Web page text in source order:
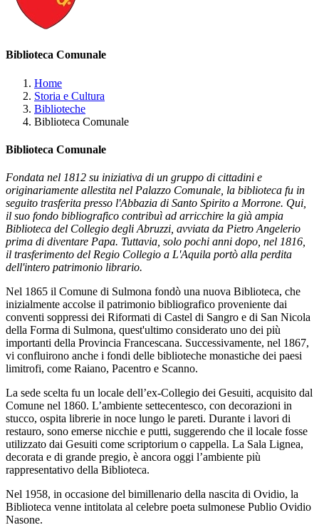
Biblioteca Comunale
Home
Storia e Cultura
Biblioteche
Biblioteca Comunale
Biblioteca Comunale
Fondata nel 1812 su iniziativa di un gruppo di cittadini e
originariamente allestita nel Palazzo Comunale, la biblioteca fu in
seguito trasferita presso l'Abbazia di Santo Spirito a Morrone. Qui,
il suo fondo bibliografico contribuì ad arricchire la già ampia
Biblioteca del Collegio degli Abruzzi, avviata da Pietro Angelerio
prima di diventare Papa. Tuttavia, solo pochi anni dopo, nel 1816,
il trasferimento del Regio Collegio a L'Aquila portò alla perdita
dell'intero patrimonio librario.
Nel 1865 il Comune di Sulmona fondò una nuova Biblioteca, che
inizialmente accolse il patrimonio bibliografico proveniente dai
conventi soppressi dei Riformati di Castel di Sangro e di San Nicola
della Forma di Sulmona, quest'ultimo considerato uno dei più
importanti della Provincia Francescana. Successivamente, nel 1867,
vi confluirono anche i fondi delle biblioteche monastiche dei paesi
limitrofi, come Raiano, Pacentro e Scanno.
La sede scelta fu un locale dell’ex-Collegio dei Gesuiti, acquisito dal
Comune nel 1860. L’ambiente settecentesco, con decorazioni in
stucco, ospita librerie in noce lungo le pareti. Durante i lavori di
restauro, sono emerse nicchie e putti, suggerendo che il locale fosse
utilizzato dai Gesuiti come scriptorium o cappella. La Sala Lignea,
decorata e di grande pregio, è ancora oggi l’ambiente più
rappresentativo della Biblioteca.
Nel 1958, in occasione del bimillenario della nascita di Ovidio, la
Biblioteca venne intitolata al celebre poeta sulmonese Publio Ovidio
Nasone.